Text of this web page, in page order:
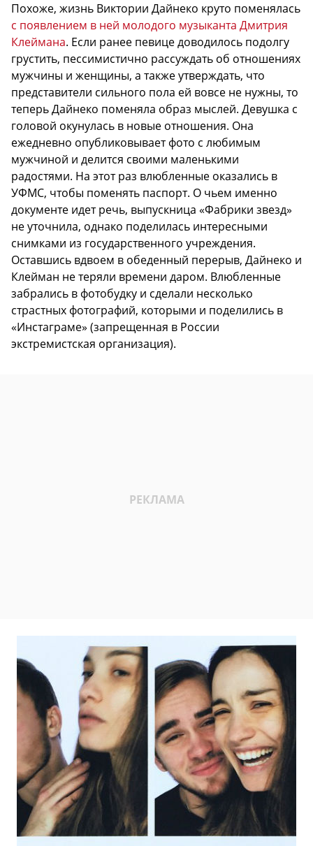
Похоже, жизнь Виктории Дайнеко круто поменялась
с появлением в ней молодого музыканта Дмитрия
Клеймана. Если ранее певице доводилось подолгу
грустить, пессимистично рассуждать об отношениях
мужчины и женщины, а также утверждать, что
представители сильного пола ей вовсе не нужны, то
теперь Дайнеко поменяла образ мыслей. Девушка с
головой окунулась в новые отношения. Она
ежедневно опубликовывает фото с любимым
мужчиной и делится своими маленькими
радостями. На этот раз влюбленные оказались в
УФМС, чтобы поменять паспорт. О чьем именно
документе идет речь, выпускница «Фабрики звезд»
не уточнила, однако поделилась интересными
снимками из государственного учреждения.
Оставшись вдвоем в обеденный перерыв, Дайнеко и
Клейман не теряли времени даром. Влюбленные
забрались в фотобудку и сделали несколько
страстных фотографий, которыми и поделились в
«Инстаграме» (запрещенная в России
экстремистская организация).